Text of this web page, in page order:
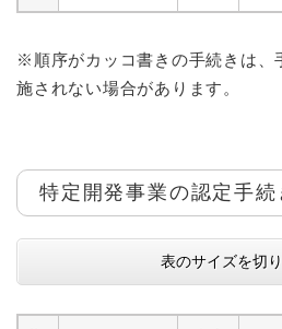
※順序がカッコ書きの手続きは、
施されない場合があります。
特定開発事業の認定手続
表のサイズを切